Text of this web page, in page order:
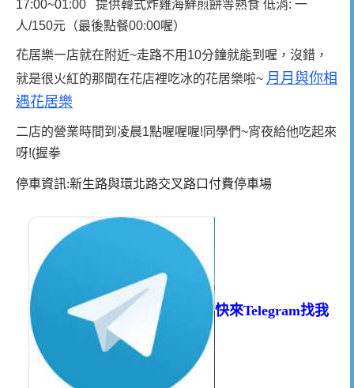
17:00~01:00 提供韓式炸雞海鮮煎餅等熟食 低消: 一
人/150元（最後點餐00:00喔）
花居樂一店就在附近~走路不用10分鐘就能到喔，沒錯，
就是很火紅的那間在花店裡吃冰的花居樂啦~ 月月與你相
遇花居樂
二店的營業時間到凌晨1點喔喔喔!同學們~宵夜給他吃起來
呀!(握拳
停車資訊:新生路與環北路交叉路口付費停車場
快來Telegram找我